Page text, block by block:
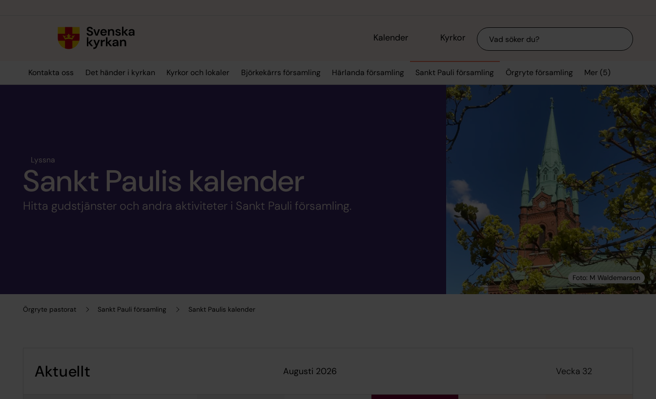
Kalender Kyrkor Sök
Kontakta oss Det händer i kyrkan Kyrkor och lokaler Björkekärrs församling Härlanda församling Sankt Pauli församling Örgryte församling Mer (5)
Örgryte pastorat Sankt Pauli församling Sankt Paulis kalender
Lyssna
Sankt Paulis kalender
Hitta gudstjänster och andra aktiviteter i Sankt Pauli församling.
Aktuellt augusti 2026 Vecka 32